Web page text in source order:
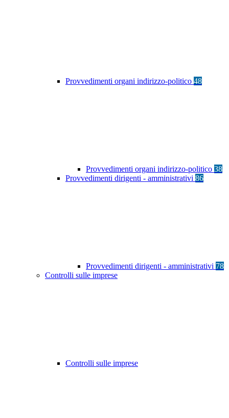
Provvedimenti organi indirizzo-politico 48
Provvedimenti organi indirizzo-politico 38
Provvedimenti dirigenti - amministrativi 86
Provvedimenti dirigenti - amministrativi 78
Controlli sulle imprese
Controlli sulle imprese